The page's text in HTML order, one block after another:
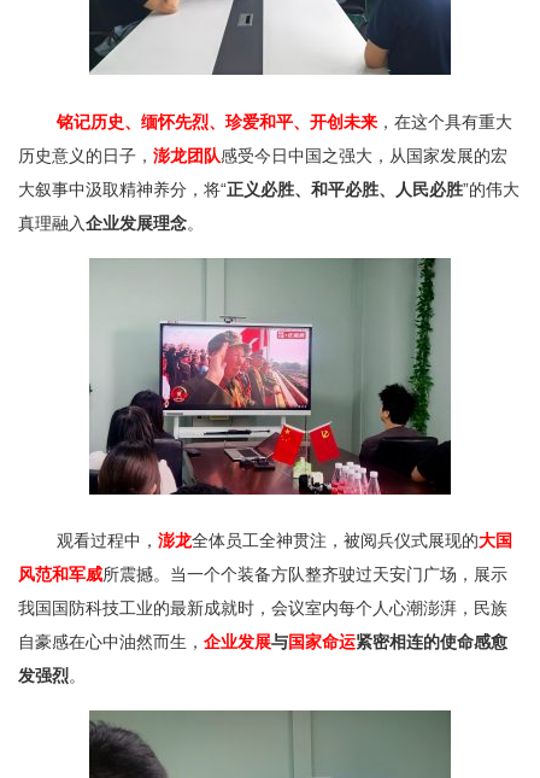
铭记历史、缅怀先烈、珍爱和平、开创未来 ，在这个具有重大
历史意义的日子， 澎龙团队感受今日中国之强大，从国家发展的宏
大叙事中汲取精神养分，将“正义必胜、和平必胜、人民必胜”的伟大
真理融入企业发展理念。
观看过程中， 澎龙全体员工全神贯注，被阅兵仪式展现的大国
风范和军威所震撼。当一个个装备方队整齐驶过天安门广场，展示
我国国防科技工业的最新成就时，会议室内每个人心潮澎湃，民族
自豪感在心中油然而生， 企业发展与国家命运紧密相连的使命感愈
发强烈。